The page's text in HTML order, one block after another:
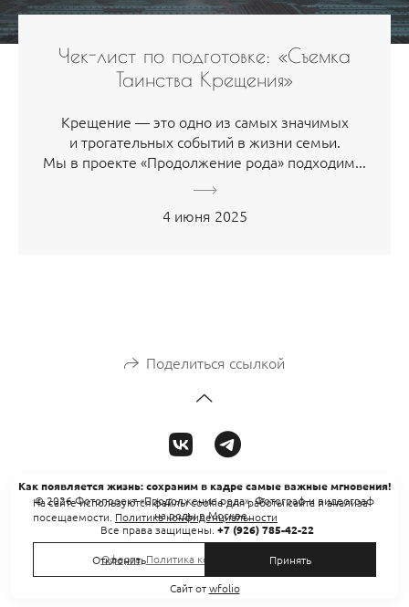
Чек-лист по подготовке: «Съемка
Таинства Крещения»
Крещение — это одно из самых значимых
и трогательных событий в жизни семьи.
Мы в проекте «Продолжение рода» подходим...
4 июня 2025
Поделиться ссылкой
Как появляется жизнь: сохраним в кадре самые важные мгновения!
© 2026 Фотопроект «Продолжение рода». Фотограф и видеограф
на роды в Москве.
Все права защищены. +7 (926) 785-42-22
Оферта,Политика конфиденциальности
Сайт отwfolio
На сайте используются файлы cookie для работы сайта и анализа
посещаемости. Политика конфиденциальности
Отклонить Принять